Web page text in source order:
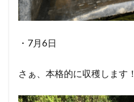
・7月6日
さぁ、本格的に収穫します！